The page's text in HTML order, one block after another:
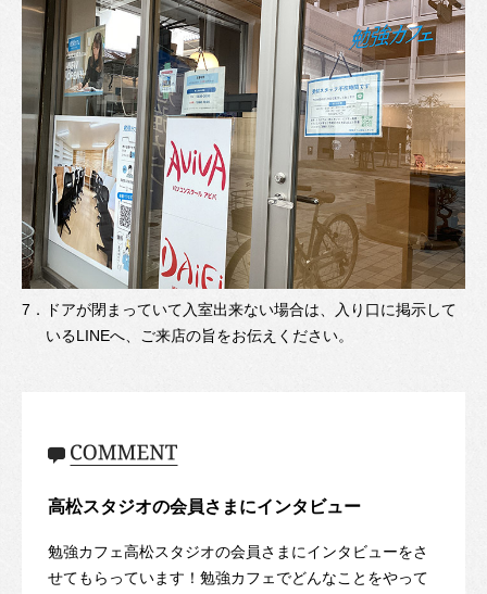
7．
ドアが閉まっていて入室出来ない場合は、入り口に掲示して
いるLINEへ、ご来店の旨をお伝えください。
高松スタジオの会員さまにインタビュー
勉強カフェ高松スタジオの会員さまにインタビューをさ
せてもらっています！勉強カフェでどんなことをやって